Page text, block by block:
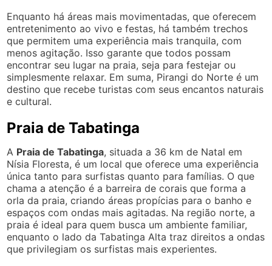
Enquanto há áreas mais movimentadas, que oferecem
entretenimento ao vivo e festas, há também trechos
que permitem uma experiência mais tranquila, com
menos agitação. Isso garante que todos possam
encontrar seu lugar na praia, seja para festejar ou
simplesmente relaxar. Em suma, Pirangi do Norte é um
destino que recebe turistas com seus encantos naturais
e cultural.
Praia de Tabatinga
A Praia de Tabatinga, situada a 36 km de Natal em
Nísia Floresta, é um local que oferece uma experiência
única tanto para surfistas quanto para famílias. O que
chama a atenção é a barreira de corais que forma a
orla da praia, criando áreas propícias para o banho e
espaços com ondas mais agitadas. Na região norte, a
praia é ideal para quem busca um ambiente familiar,
enquanto o lado da Tabatinga Alta traz direitos a ondas
que privilegiam os surfistas mais experientes.